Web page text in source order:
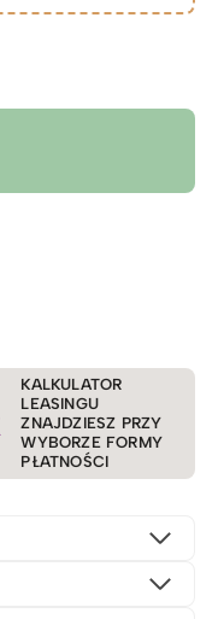
KALKULATOR
LEASINGU
ZNAJDZIESZ PRZY
WYBORZE FORMY
PŁATNOŚCI